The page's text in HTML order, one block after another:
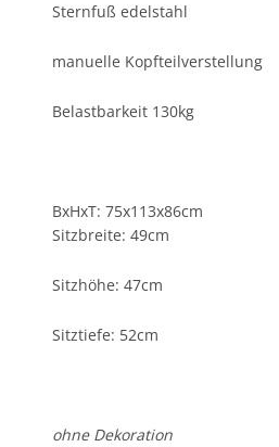
Sternfuß edelstahl
manuelle Kopfteilverstellung
Belastbarkeit 130kg
BxHxT: 75x113x86cm
Sitzbreite: 49cm
Sitzhöhe: 47cm
Sitztiefe: 52cm
ohne Dekoration